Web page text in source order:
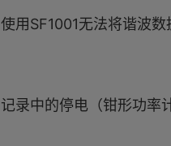
使用SF1001无法将谐波数
记录中的停电（钳形功率